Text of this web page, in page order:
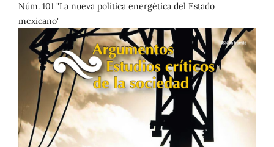
Núm. 101 "La nueva política energética del Estado
mexicano"